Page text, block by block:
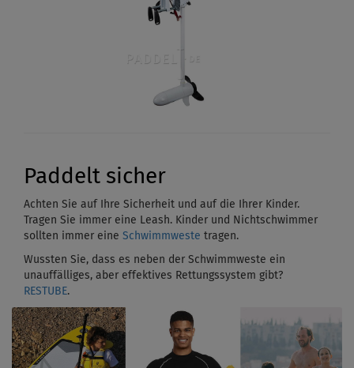
Paddelt sicher
Achten Sie auf Ihre Sicherheit und auf die Ihrer Kinder.
Tragen Sie immer eine Leash. Kinder und Nichtschwimmer
sollten immer eine Schwimmweste tragen.
Wussten Sie, dass es neben der Schwimmweste ein
unauffälliges, aber effektives Rettungssystem gibt?
RESTUBE.